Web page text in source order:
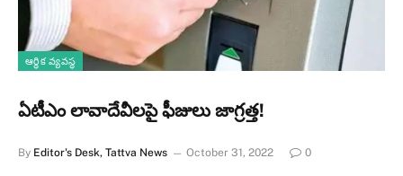
ఆర్థిక వ్యవస్థ
ఏటీఎం లావాదేవీలపై ఫీజులు జాగ్రత్త!
By Editor's Desk, Tattva News October 31, 2022 0